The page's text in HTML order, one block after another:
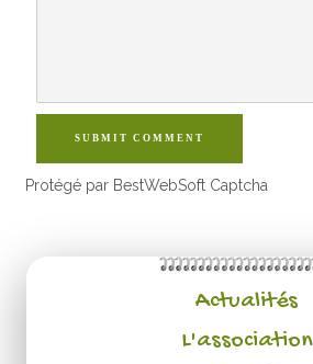
SUBMIT COMMENT
Protégé par BestWebSoft Captcha
Actualités
L'association